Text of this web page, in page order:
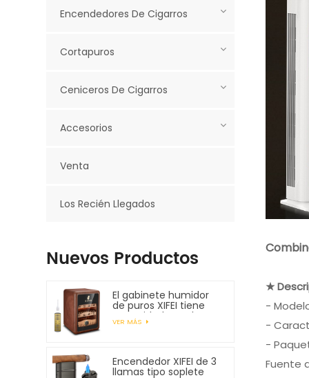
★
-
-
-
Fuente
Encendedores De Cigarros
Cortapuros
Ceniceros De Cigarros
Accesorios
Venta
Los Recién Llegados
Nuevos Productos
El gabinete humidor
de puros XIFEI tiene
capacidad para hasta
150 puros
VER MÁS
Encendedor XIFEI de 3
llamas tipo soplete